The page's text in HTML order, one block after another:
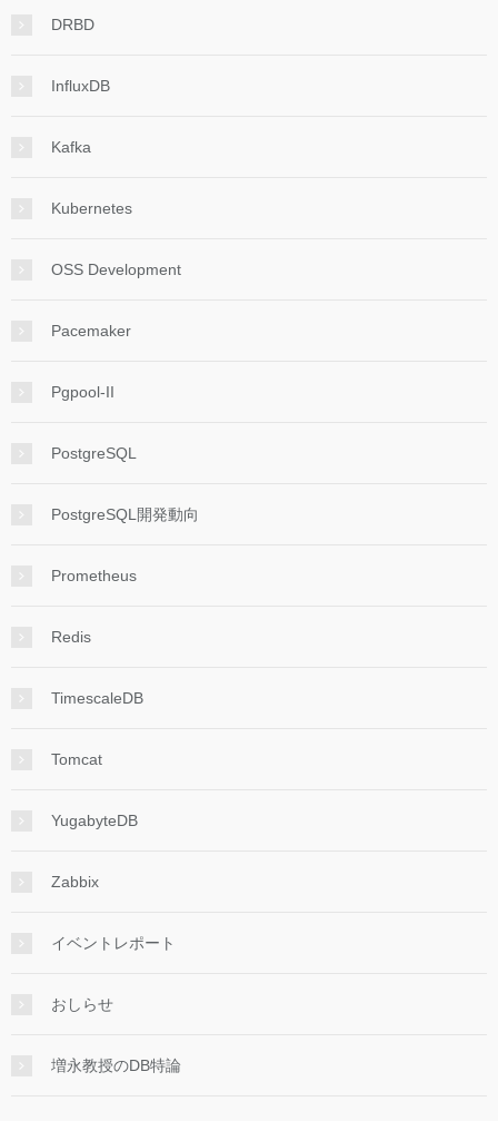
DRBD
InfluxDB
Kafka
Kubernetes
OSS Development
Pacemaker
Pgpool-II
PostgreSQL
PostgreSQL開発動向
Prometheus
Redis
TimescaleDB
Tomcat
YugabyteDB
Zabbix
イベントレポート
おしらせ
増永教授のDB特論